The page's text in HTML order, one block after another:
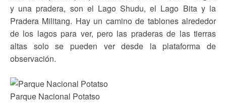
y una pradera, son el Lago Shudu, el Lago Bita y la
Pradera Militang. Hay un camino de tablones alrededor
de los lagos para ver, pero las praderas de las tierras
altas solo se pueden ver desde la plataforma de
observación.
Parque Nacional Potatso